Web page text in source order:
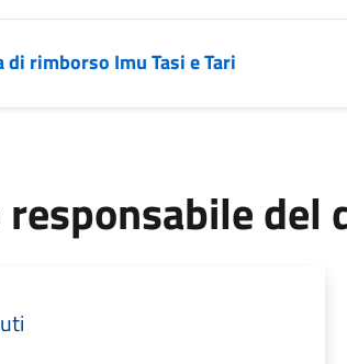
di rimborso Imu Tasi e Tari
del